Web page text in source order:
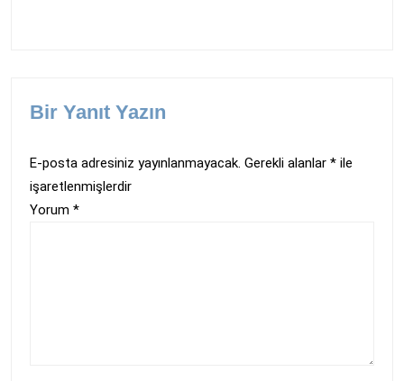
Bir Yanıt Yazın
E-posta adresiniz yayınlanmayacak. Gerekli alanlar * ile
işaretlenmişlerdir
Yorum *